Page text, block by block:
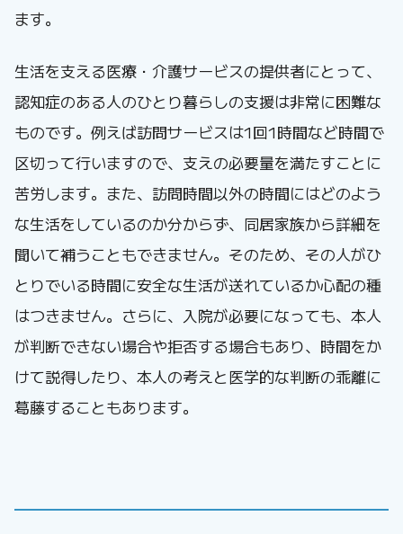
ます。
生活を支える医療・介護サービスの提供者にとって、
認知症のある人のひとり暮らしの支援は非常に困難な
ものです。例えば訪問サービスは1回1時間など時間で
区切って行いますので、支えの必要量を満たすことに
苦労します。また、訪問時間以外の時間にはどのよう
な生活をしているのか分からず、同居家族から詳細を
聞いて補うこともできません。そのため、その人がひ
とりでいる時間に安全な生活が送れているか心配の種
はつきません。さらに、入院が必要になっても、本人
が判断できない場合や拒否する場合もあり、時間をか
けて説得したり、本人の考えと医学的な判断の乖離に
葛藤することもあります。